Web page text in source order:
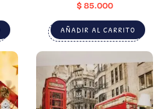
$85.000
AÑADIR AL CARRITO